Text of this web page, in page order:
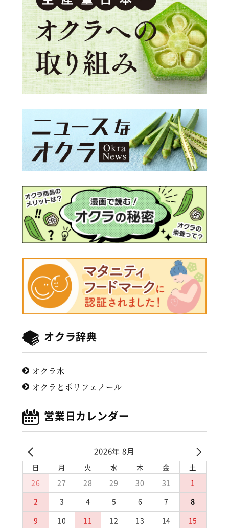
オクラ辞典
オクラ水
オクラとポリフェノール
営業日カレンダー
2026年 8月
日 月 火 水 木 金
土
26
27 28 29 30 31
1
2
3 4 5 6 7
8
9
10 11 12 13 14
15